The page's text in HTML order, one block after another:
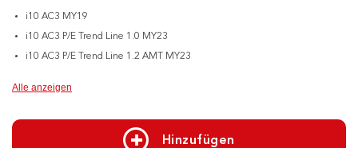
i10 AC3 MY19
i10 AC3 P/E Trend Line 1.0 MY23
i10 AC3 P/E Trend Line 1.2 AMT MY23
Alle anzeigen
Hinzufügen